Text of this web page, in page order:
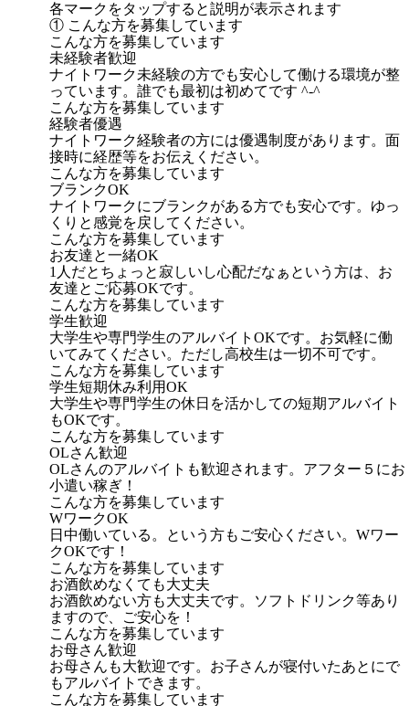
各マークをタップすると説明が表示されます
① こんな方を募集しています
こんな方を募集しています
未経験者歓迎
ナイトワーク未経験の方でも安心して働ける環境が整
っています。誰でも最初は初めてです ^-^
こんな方を募集しています
経験者優遇
ナイトワーク経験者の方には優遇制度があります。面
接時に経歴等をお伝えください。
こんな方を募集しています
ブランクOK
ナイトワークにブランクがある方でも安心です。ゆっ
くりと感覚を戻してください。
こんな方を募集しています
お友達と一緒OK
1人だとちょっと寂しいし心配だなぁという方は、お
友達とご応募OKです。
こんな方を募集しています
学生歓迎
大学生や専門学生のアルバイトOKです。お気軽に働
いてみてください。ただし高校生は一切不可です。
こんな方を募集しています
学生短期休み利用OK
大学生や専門学生の休日を活かしての短期アルバイト
もOKです。
こんな方を募集しています
OLさん歓迎
OLさんのアルバイトも歓迎されます。アフター５にお
小遣い稼ぎ！
こんな方を募集しています
WワークOK
日中働いている。という方もご安心ください。Wワー
クOKです！
こんな方を募集しています
お酒飲めなくても大丈夫
お酒飲めない方も大丈夫です。ソフトドリンク等あり
ますので、ご安心を！
こんな方を募集しています
お母さん歓迎
お母さんも大歓迎です。お子さんが寝付いたあとにで
もアルバイトできます。
こんな方を募集しています